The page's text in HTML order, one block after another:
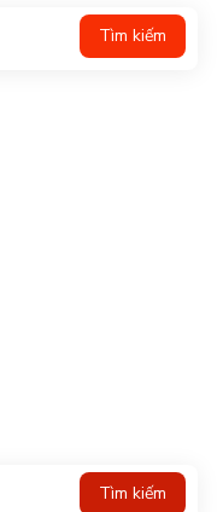
Tìm kiếm
Tìm kiếm